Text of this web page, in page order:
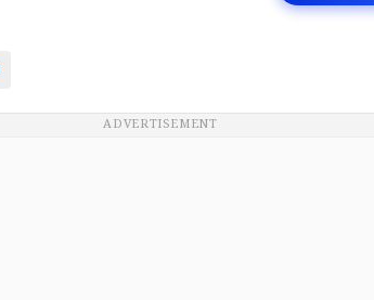
ADVERTISEMENT